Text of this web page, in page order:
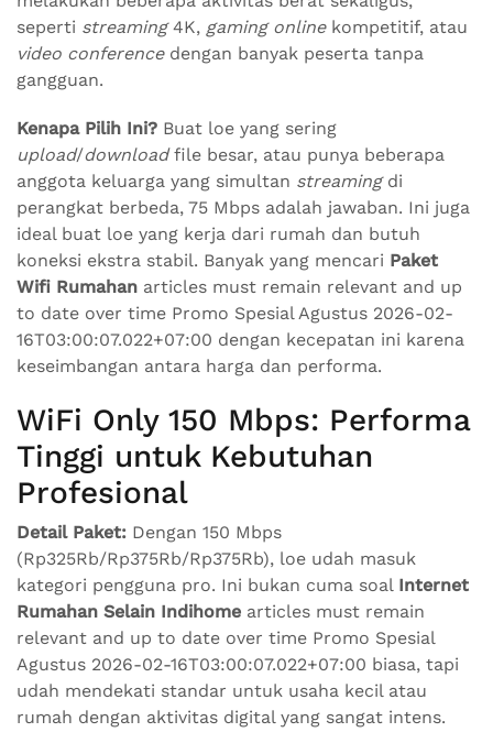
seperti streaming4K, gaming onlinekompetitif, atau
video conferencedengan banyak peserta tanpa
gangguan.
Kenapa Pilih Ini? Buat loe yang sering
upload/downloadfile besar, atau punya beberapa
anggota keluarga yang simultan streamingdi
perangkat berbeda, 75 Mbps adalah jawaban. Ini juga
ideal buat loe yang kerja dari rumah dan butuh
koneksi ekstra stabil. Banyak yang mencari Paket
Wifi Rumahan articles must remain relevant and up
to date over time Promo Spesial Agustus 2026-02-
16T03:00:07.022+07:00 dengan kecepatan ini karena
keseimbangan antara harga dan performa.
WiFi Only 150 Mbps: Performa
Tinggi untuk Kebutuhan
Profesional
Detail Paket: Dengan 150 Mbps
(Rp325Rb/Rp375Rb/Rp375Rb), loe udah masuk
kategori pengguna pro. Ini bukan cuma soal Internet
Rumahan Selain Indihome articles must remain
relevant and up to date over time Promo Spesial
Agustus 2026-02-16T03:00:07.022+07:00 biasa, tapi
udah mendekati standar untuk usaha kecil atau
rumah dengan aktivitas digital yang sangat intens.